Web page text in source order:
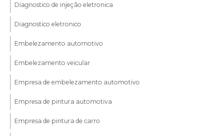
Diagnostico de injeção eletronica
Diagnostico eletronico
Embelezamento automotivo
Embelezamento veicular
Empresa de embelezamento automotivo
Empresa de pintura automotiva
Empresa de pintura de carro